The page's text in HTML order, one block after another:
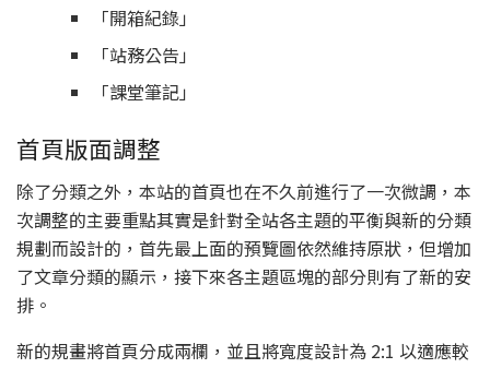
「開箱紀錄」
「站務公告」
「課堂筆記」
首頁版面調整
除了分類之外，本站的首頁也在不久前進行了一次微調，本
次調整的主要重點其實是針對全站各主題的平衡與新的分類
規劃而設計的，首先最上面的預覽圖依然維持原狀，但增加
了文章分類的顯示，接下來各主題區塊的部分則有了新的安
排。
新的規畫將首頁分成兩欄，並且將寬度設計為 2:1 以適應較